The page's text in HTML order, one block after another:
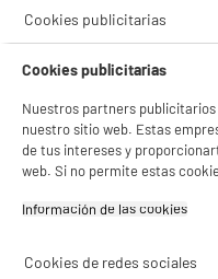
Cookies publicitarias
Cookies publicitarias
Nuestros partners
nuestro sitio web. Estas
de tus intereses y
web. Si no permite estas
Información de las cookies‎
Cookies de redes sociales